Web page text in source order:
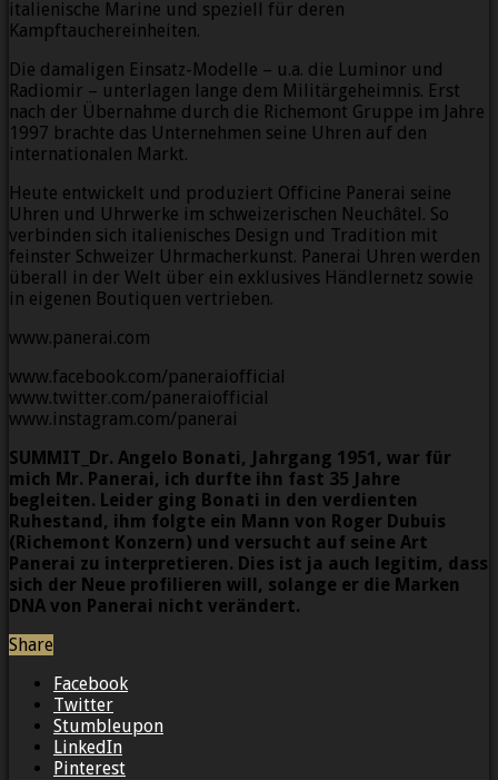
italienische Marine und speziell für deren
Kampftauchereinheiten.
Die damaligen Einsatz-Modelle – u.a. die Luminor und
Radiomir – unterlagen lange dem Militärgeheimnis. Erst
nach der Übernahme durch die Richemont Gruppe im Jahre
1997 brachte das Unternehmen seine Uhren auf den
internationalen Markt.
Heute entwickelt und produziert Officine Panerai seine
Uhren und Uhrwerke im schweizerischen Neuchâtel. So
verbinden sich italienisches Design und Tradition mit
feinster Schweizer Uhrmacherkunst. Panerai Uhren werden
überall in der Welt über ein exklusives Händlernetz sowie
in eigenen Boutiquen vertrieben.
www.panerai.com
www.facebook.com/paneraiofficial
www.twitter.com/paneraiofficial
www.instagram.com/panerai
SUMMIT_Dr. Angelo Bonati, Jahrgang 1951, war für
mich Mr. Panerai, ich durfte ihn fast 35 Jahre
begleiten. Leider ging Bonati in den verdienten
Ruhestand, ihm folgte ein Mann von Roger Dubuis
(Richemont Konzern) und versucht auf seine Art
Panerai zu interpretieren. Dies ist ja auch legitim, dass
sich der Neue profilieren will, solange er die Marken
DNA von Panerai nicht verändert.
Share
Facebook
Twitter
Stumbleupon
LinkedIn
Pinterest